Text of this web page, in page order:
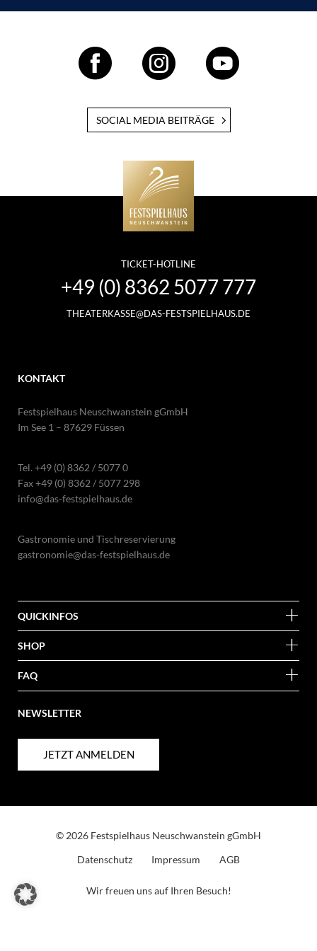
SOCIAL MEDIA BEITRÄGE
TICKET-HOTLINE
+49 (0) 8362 5077 777
THEATERKASSE@DAS-FESTSPIELHAUS.DE
KONTAKT
Festspielhaus Neuschwanstein gGmbH
Im See 1 – 87629 Füssen
Tel. +49 (0) 8362 / 5077 0
Fax +49 (0) 8362 / 5077 298
info@das-festspielhaus.de
Gastronomie und Tischreservierung
gastronomie@das-festspielhaus.de
QUICKINFOS
SHOP
FAQ
NEWSLETTER
JETZT ANMELDEN
© 2026 Festspielhaus Neuschwanstein gGmbH
Datenschutz
Impressum AGB
Wir freuen uns auf Ihren Besuch!